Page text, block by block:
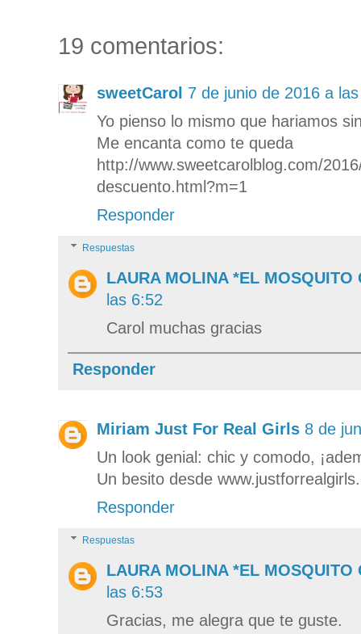
19 comentarios:
sweetCarol 7 de junio de 2016 a
Yo pienso lo mismo que hariamos
Me encanta como te queda
http://www.sweetcarolblog.com/
descuento.html?m=1
Responder
Respuestas
LAURA MOLINA *EL MOSQUITO
las 6:52
Carol muchas gracias
Responder
Miriam Just For Real Girls 8 de
Un look genial: chic y comodo,
Un besito desde
Responder
Respuestas
LAURA MOLINA *EL MOSQUITO
las 6:53
Gracias, me alegra que te guste.